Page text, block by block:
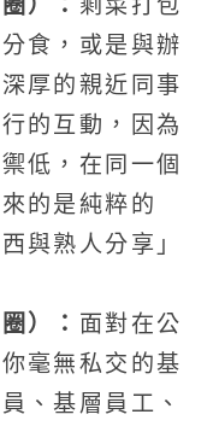
食，或是與辦
厚的親近同事
的互動，因為
低，在同一個
的是純粹的
與熟人分享」
）： 面對在公
毫無私交的基
、基層員工、